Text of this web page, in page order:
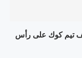
تيم كوك على رأس